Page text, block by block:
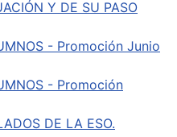
Y DE SU PASO
- Promoción Junio
- Promoción
DE LA ESO.